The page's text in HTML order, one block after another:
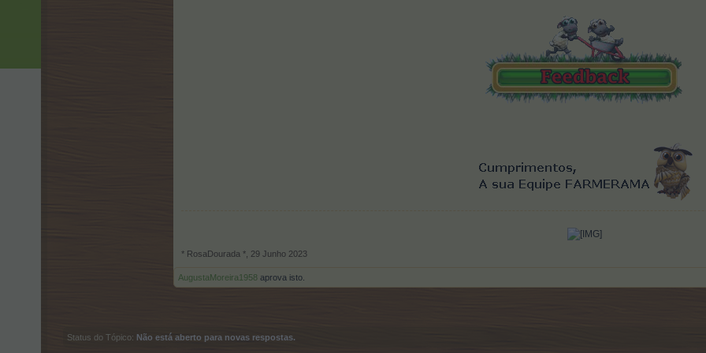
* RosaDourada * 29 Junho 2023
AugustaMoreira1958 aprova isto.
Status do Tópico: Não está aberto para novas respostas.